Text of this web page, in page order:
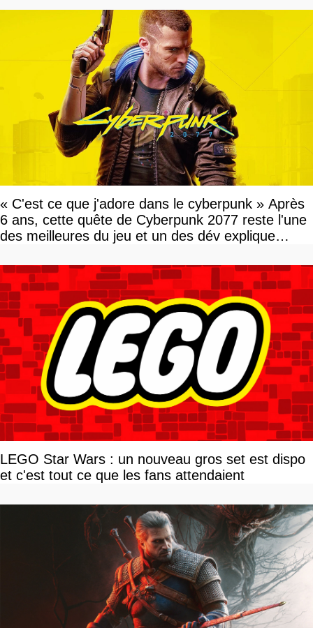
« C'est ce que j'adore dans le cyberpunk » Après
6 ans, cette quête de Cyberpunk 2077 reste l'une
des meilleures du jeu et un des dév explique
LEGO Star Wars : un nouveau gros set est dispo
et c'est tout ce que les fans attendaient